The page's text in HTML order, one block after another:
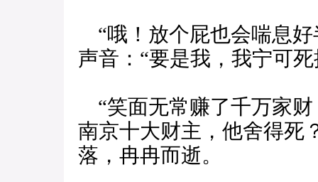
“哦！放个屁也会喘息好
声音：“要是我，我宁可
“笑面无常赚了千万家
南京十大财主，他舍得死
落，冉冉而逝。